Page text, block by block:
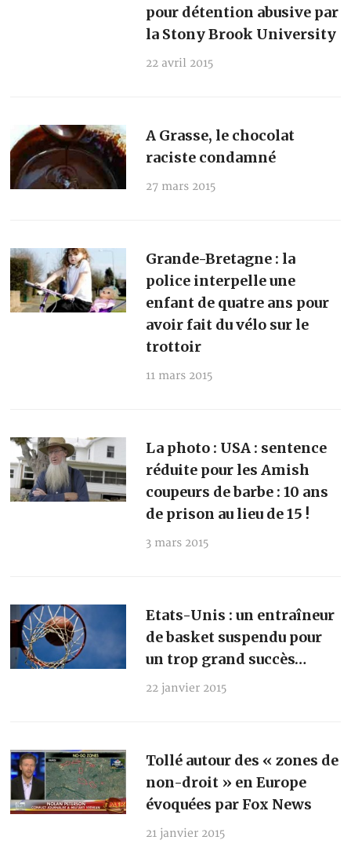
pour détention abusive par
la Stony Brook University
22 avril 2015
A Grasse, le chocolat
raciste condamné
27 mars 2015
Grande-Bretagne : la
police interpelle une
enfant de quatre ans pour
avoir fait du vélo sur le
trottoir
11 mars 2015
La photo : USA : sentence
réduite pour les Amish
coupeurs de barbe : 10 ans
de prison au lieu de 15 !
3 mars 2015
Etats-Unis : un entraîneur
de basket suspendu pour
un trop grand succès…
22 janvier 2015
Tollé autour des « zones de
non-droit » en Europe
évoquées par Fox News
21 janvier 2015